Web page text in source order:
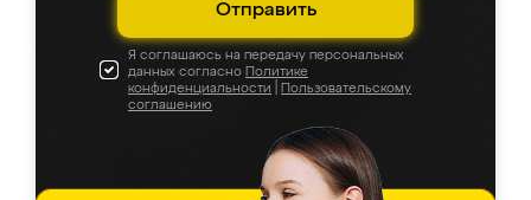
Отправить
Я соглашаюсь на передачу персональных
данных согласно Политике
конфиденциальности
Пользовательскому
соглашению